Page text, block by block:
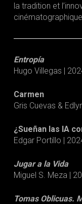
la tradition et
Entropía
Hugo Villegas |
Carmen
Gris Cuevas &
¿Sueñan las IA
Edgar Portillo |
Jugar a la Vida
Miguel S. Meza |
Tomas Oblicuas.